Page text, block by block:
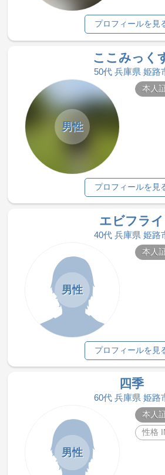
プロフィールを見
ここみっく
50代 兵庫県 姫路
男性
本人
プロフィールを見
エビフライ
40代 兵庫県 姫路
男性
本人
プロフィールを見
四季
60代 兵庫県 姫路
男性
本人
性格